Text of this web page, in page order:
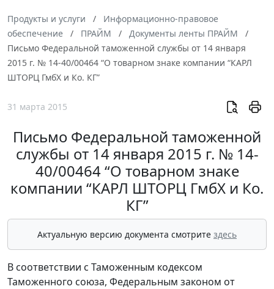
Продукты и услуги
Информационно-правовое
обеспечение
ПРАЙМ
Документы ленты ПРАЙМ
Письмо Федеральной таможенной службы от 14 января
2015 г. № 14-40/00464 “О товарном знаке компании “КАРЛ
ШТОРЦ ГмбХ и Ко. КГ”
31 марта 2015
Письмо Федеральной таможенной
службы от 14 января 2015 г. № 14-
40/00464 “О товарном знаке
компании “КАРЛ ШТОРЦ ГмбХ и Ко.
КГ”
Актуальную версию документа смотрите здесь
В соответствии с Таможенным кодексом
Таможенного союза, Федеральным законом от